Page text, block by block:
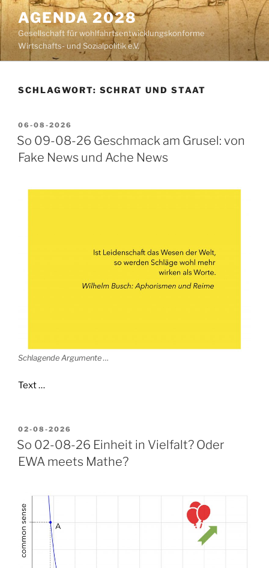
Zum
Inhalt
springen
AGENDA 2028
Gesellschaft für wohlfahrtsentwicklungskonforme
Wirtschafts- und Sozialpolitik e.V.
SCHLAGWORT: SCHRAT UND STAAT
VERÖFFENTLICHT
AM
06-08-2026
So 09-08-26 Geschmack am Grusel: von
Fake News und Ache News
Schlagende Argumente …
Text …
VERÖFFENTLICHT
AM
02-08-2026
So 02-08-26 Einheit in Vielfalt? Oder
EWA meets Mathe?